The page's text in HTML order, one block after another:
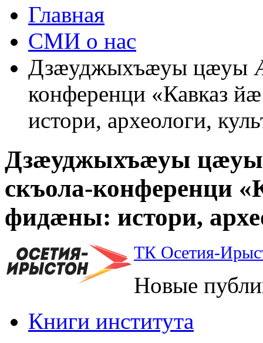
Главная
СМИ о нас
Дзæуджыхъæуы цæуы
конференци «Кавказ
истори, археологи,
Дзæуджыхъæуы
скъола-конференци
фидæны: истори,
ТК Осетия-
Новые
Книги института